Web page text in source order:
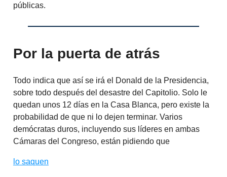
públicas.
Por la puerta de atrás
Todo indica que así se irá el Donald de la Presidencia,
sobre todo después del desastre del Capitolio. Solo le
quedan unos 12 días en la Casa Blanca, pero existe la
probabilidad de que ni lo dejen terminar. Varios
demócratas duros, incluyendo sus líderes en ambas
Cámaras del Congreso, están pidiendo que
lo saquen